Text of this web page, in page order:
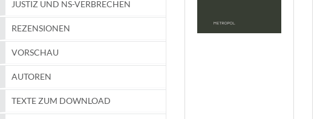
JUSTIZ UND NS-VERBRECHEN
REZENSIONEN
VORSCHAU
AUTOREN
TEXTE ZUM DOWNLOAD